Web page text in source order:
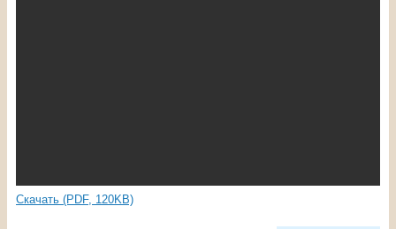
Скачать (PDF, 120KB)